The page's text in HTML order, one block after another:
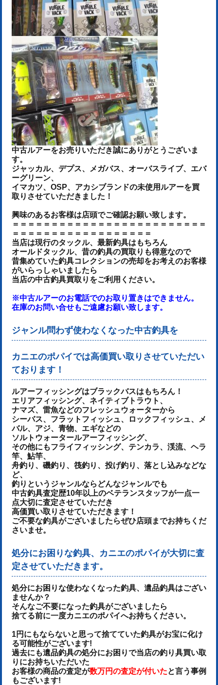
中古ルアーをお売りいただき誠にありがとうございま
す。
ジャッカル、デプス、メガバス、オーバスライブ、エバ
ーグリーン、
イマカツ、OSP、アカシブランドの未使用ルアーを買
取りさせていただきました！
興味のあるお客様は店頭でご確認お願い致します。
＝＝＝＝＝＝＝＝＝＝＝＝＝＝＝＝＝＝＝＝＝＝＝＝＝
＝＝＝＝＝＝＝＝＝＝＝＝＝＝＝＝＝＝
当店は現行のタックル、最新釣具はもちろん
オールドタックル、昔の釣具の買取りも得意なので
昔集めていた釣具コレクションの売却をお考えのお客様
がいらっしゃいましたら
当店の中古釣具買取りをご利用ください。
※中古ルアーのお電話でのお取り置きはできません。
在庫のお問い合せもご遠慮お願い致します。
ジャンル問わず使わなくなった中古釣具を
カニエのポパイでは高価買い取りさせていただい
ております！
ルアーフィッシングはブラックバスはもちろん！
エリアフィッシング、ネイティブトラウト、
ナマズ、雷魚などのフレッシュウォーターから
シーバス、フラットフィッシュ、ロックフィッシュ、メ
バル、アジ、青物、 エギなどの
ソルトウォータールアーフィッシング、
その他にもフライフィッシング、テンカラ、渓流、ヘラ
竿、鮎竿、
舟釣り、磯釣り、筏釣り、投げ釣り、落とし込みなどな
ど、
釣りというジャンルならどんなジャンルでも
中古釣具査定歴10年以上のベテランスタッフが一点一
点大切に査定させていただき
高価買い取りさせていただきます！
ご不要な釣具がございましたらぜひ店頭までお持ちくだ
さいませ。
処分にお困りな釣具、カニエのポパイが大切に査
定させていただきます。
処分にお困りな使わなくなった釣具、遺品釣具はござい
ませんか？
そんなご不要になった釣具がございましたら
捨てる前に一度カニエのポパイへお持ちください。
1円にもならないと思って捨てていた釣具がお宝に化け
る可能性がございます!
過去にも遺品釣具の処分にお困りで当店の釣り具買い取
りにお持ちいただいた
お客様の商品の査定が数万円の査定が付いたと言う事例
もございます!